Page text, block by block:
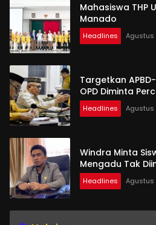
Mahasiswa THP
Manado
Headlines Agustus
Targetkan
OPD Diminta
Headlines Agustus
Windra Minta
Mengadu Tak
Headlines Agustus